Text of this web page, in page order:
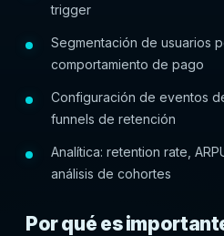
trigger
Segmentación de usuarios
comportamiento de pago
Configuración de eventos
funnels de retención
Analítica: retention rate,
análisis de cohortes
Por qué es